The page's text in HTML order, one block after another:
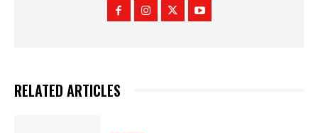
RELATED ARTICLES